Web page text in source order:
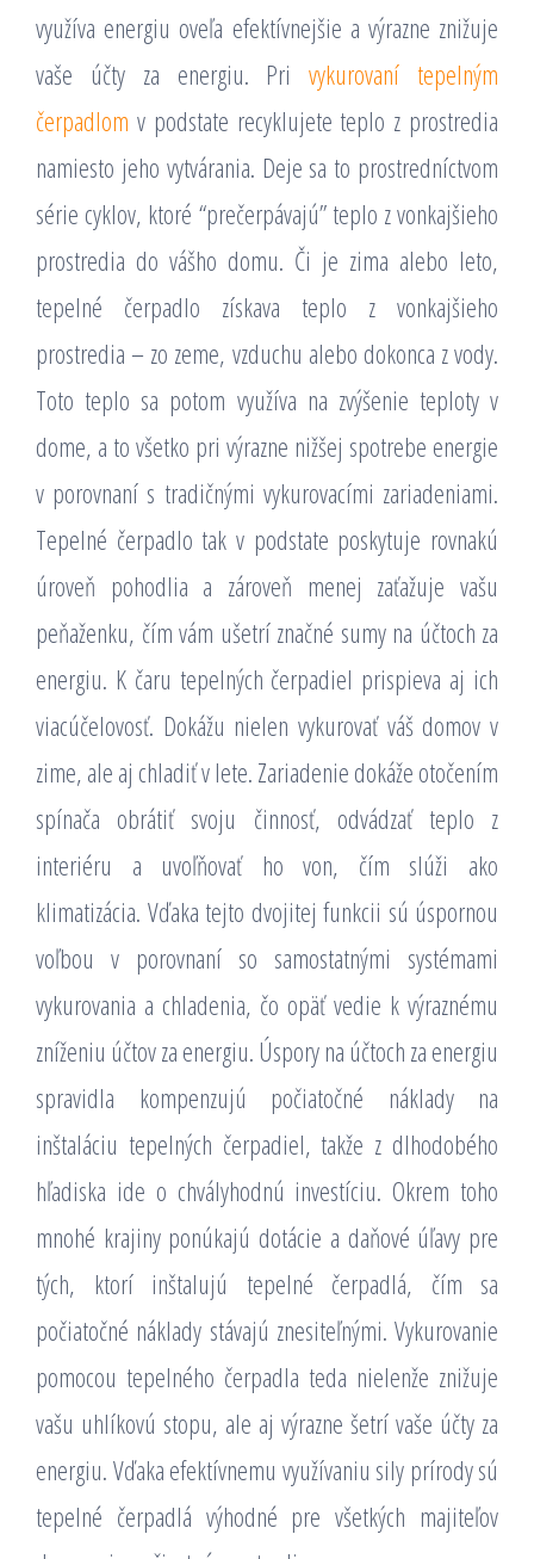
využíva energiu oveľa efektívnejšie a výrazne znižuje
vaše účty za energiu. Privykurovaní tepelným
čerpadlom v podstate recyklujete teplo z prostredia
namiesto jeho vytvárania. Deje sa to prostredníctvom
série cyklov, ktoré “prečerpávajú” teplo z vonkajšieho
prostredia do vášho domu. Či je zima alebo leto,
tepelné čerpadlo získava teplo z vonkajšieho
prostredia – zo zeme, vzduchu alebo dokonca z vody.
Toto teplo sa potom využíva na zvýšenie teploty v
dome, a to všetko pri výrazne nižšej spotrebe energie
v porovnaní s tradičnými vykurovacími zariadeniami.
Tepelné čerpadlo tak v podstate poskytuje rovnakú
úroveň pohodlia a zároveň menej zaťažuje vašu
peňaženku, čím vám ušetrí značné sumy na účtoch za
energiu. K čaru tepelných čerpadiel prispieva aj ich
viacúčelovosť. Dokážu nielen vykurovať váš domov v
zime, ale aj chladiť v lete. Zariadenie dokáže otočením
spínača obrátiť svoju činnosť, odvádzať teplo z
interiéru a uvoľňovať ho von, čím slúži ako
klimatizácia. Vďaka tejto dvojitej funkcii sú úspornou
voľbou v porovnaní so samostatnými systémami
vykurovania a chladenia, čo opäť vedie k výraznému
zníženiu účtov za energiu. Úspory na účtoch za energiu
spravidla kompenzujú počiatočné náklady na
inštaláciu tepelných čerpadiel, takže z dlhodobého
hľadiska ide o chvályhodnú investíciu. Okrem toho
mnohé krajiny ponúkajú dotácie a daňové úľavy pre
tých, ktorí inštalujú tepelné čerpadlá, čím sa
počiatočné náklady stávajú znesiteľnými. Vykurovanie
pomocou tepelného čerpadla teda nielenže znižuje
vašu uhlíkovú stopu, ale aj výrazne šetrí vaše účty za
energiu. Vďaka efektívnemu využívaniu sily prírody sú
tepelné čerpadlá výhodné pre všetkých majiteľov